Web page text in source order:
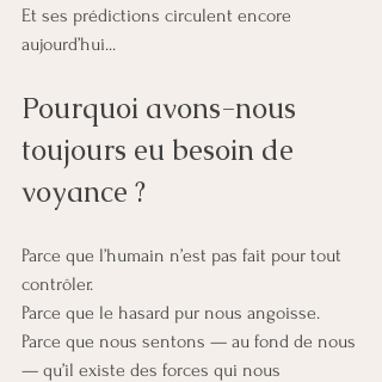
Et ses prédictions circulent encore
aujourd’hui...
Pourquoi avons-nous
toujours eu besoin de
voyance ?
Parce que l’humain n’est pas fait pour tout
contrôler.
Parce que le hasard pur nous angoisse.
Parce que nous sentons — au fond de nous
— qu’il existe des forces qui nous